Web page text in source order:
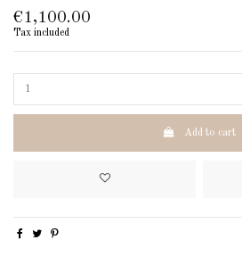
€1,100.00
Tax included
Add to cart